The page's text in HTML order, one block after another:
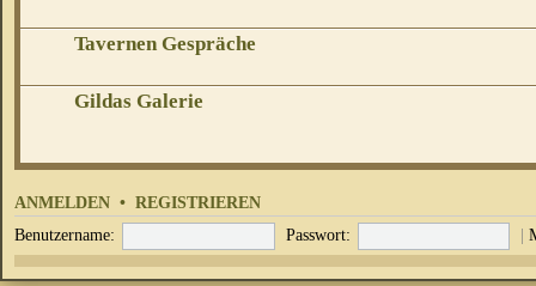
Tavernen Gespräche
Gildas Galerie
ANMELDEN • REGISTRIEREN
Benutzername: Passwort: |